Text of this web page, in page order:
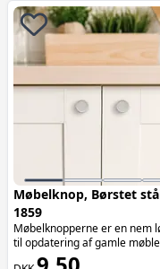
Møbelknop, Børstet
1859
Møbelknopperne er en nem
til opdatering af gamle
de tilføjer både funktionalitet